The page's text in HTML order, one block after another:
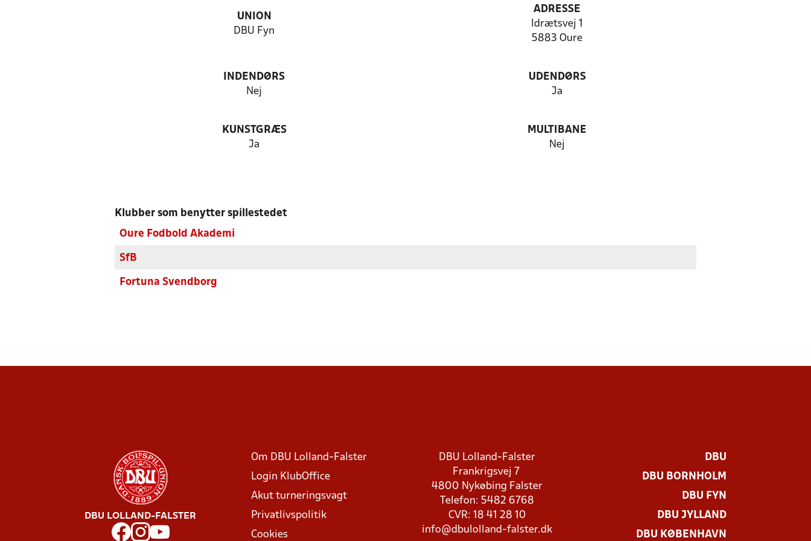
UNION
DBU Fyn
ADRESSE
Idrætsvej 1
5883 Oure
INDENDØRS
Nej
UDENDØRS
Ja
KUNSTGRÆS
Ja
MULTIBANE
Nej
Klubber som benytter spillestedet
Oure Fodbold Akademi
SfB
Fortuna Svendborg
DBU LOLLAND-FALSTER
Om DBU Lolland-Falster
Login KlubOffice
Akut turneringsvagt
Privatlivspolitik
Cookies
DBU Lolland-Falster
Frankrigsvej 7
4800 Nykøbing Falster
Telefon: 5482 6768
CVR: 18 41 28 10
info@dbulolland-falster.dk
DBU
DBU BORNHOLM
DBU FYN
DBU JYLLAND
DBU KØBENHAVN